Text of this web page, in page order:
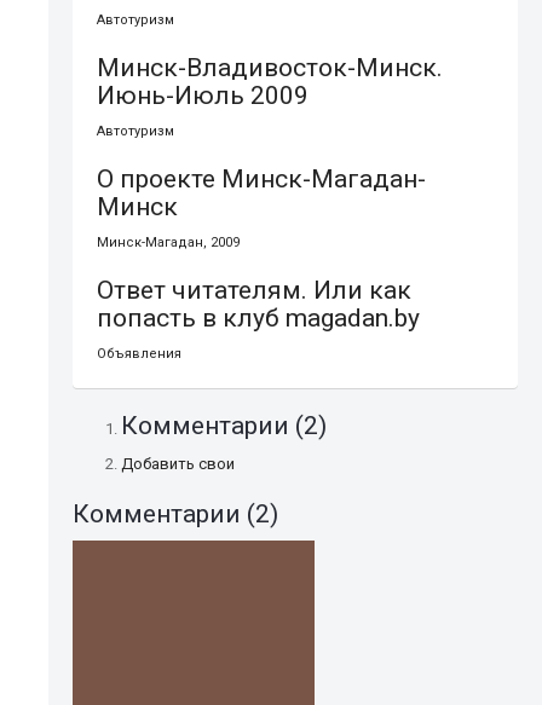
Автотуризм
Минск-Владивосток-Минск.
Июнь-Июль 2009
Автотуризм
О проекте Минск-Магадан-
Минск
Минск-Магадан, 2009
Ответ читателям. Или как
попасть в клуб magadan.by
Объявления
Комментарии (2)
Добавить свои
Комментарии (2)